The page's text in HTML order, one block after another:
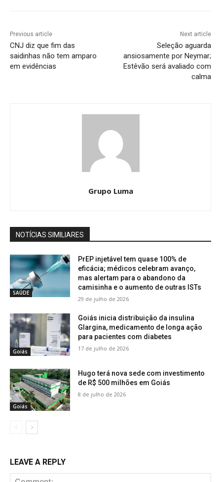
Previous article
CNJ diz que fim das
saidinhas não tem amparo
em evidências
Next article
Seleção aguarda
ansiosamente por Neymar;
Estêvão será avaliado com
calma
Grupo Luma
NOTÍCIAS SIMILIARES
SAÚDE
PrEP injetável tem quase 100% de
eficácia; médicos celebram avanço,
mas alertam para o abandono da
camisinha e o aumento de outras ISTs
29 de julho de 2026
Goiás
Goiás inicia distribuição da insulina
Glargina, medicamento de longa ação
para pacientes com diabetes
17 de julho de 2026
Goiás
Hugo terá nova sede com investimento
de R$ 500 milhões em Goiás
8 de julho de 2026
LEAVE A REPLY